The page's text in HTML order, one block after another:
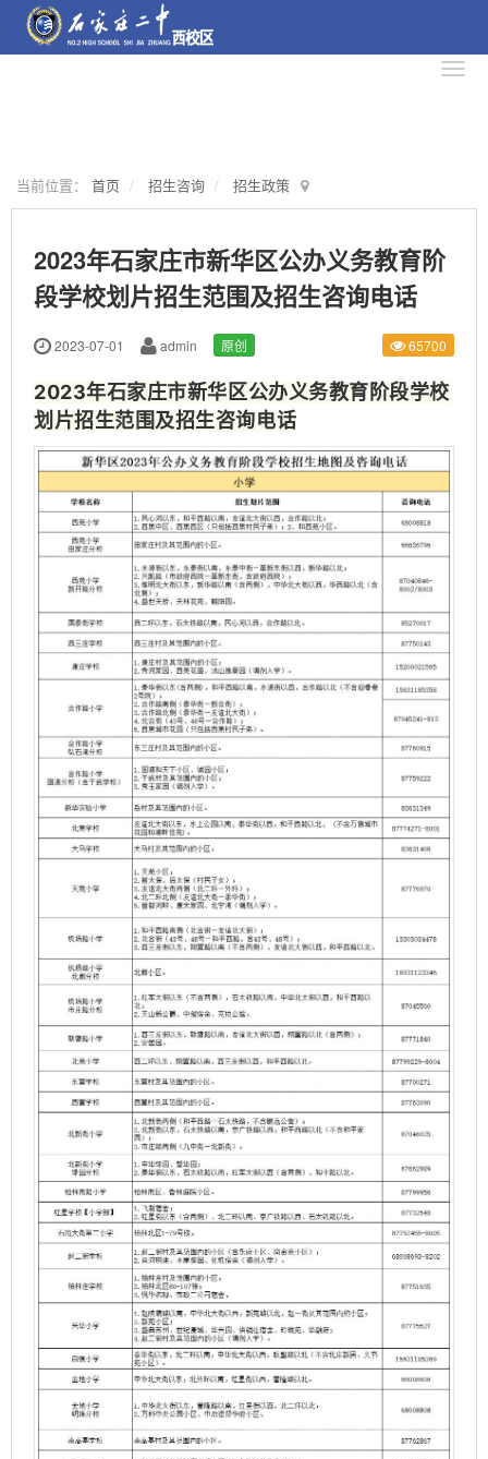
当前位置： 首页 招生咨询 招生政策
2023年石家庄市新华区公办义务教育阶
段学校划片招生范围及招生咨询电话
2023-07-01 admin 原创 65700
2023年石家庄市新华区公办义务教育阶段学校
划片招生范围及招生咨询电话